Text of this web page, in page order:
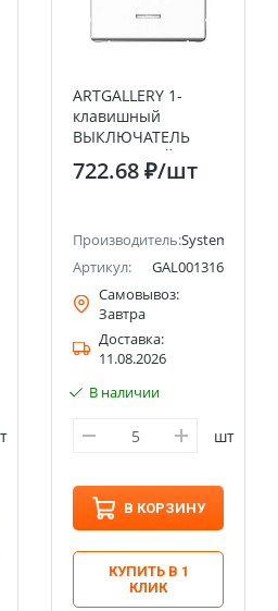
Electric (ранее Schneider Electric)
ARTGALLERY 1-
клавишный
ВЫКЛЮЧАТЕЛЬ
КНОПОЧНЫЙ с
подсв., 10А,
722.68 ₽/шт
Производитель:Systeme
Артикул:
GAL001316
Самовывоз:
Завтра
Доставка:
11.08.2026
В наличии
шт
В КОРЗИНУ
КУПИТЬ В 1
КЛИК